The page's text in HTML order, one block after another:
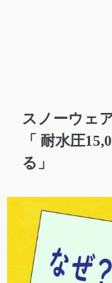
スノーウェ
「 耐水圧
る」